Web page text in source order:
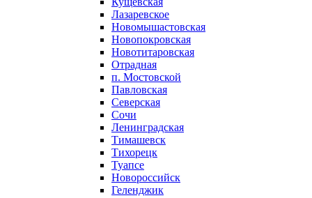
Лазаревское
Новомышастовская
Новопокровская
Новотитаровская
Отрадная
п. Мостовской
Павловская
Северская
Сочи
Ленинградская
Тимашевск
Тихорецк
Туапсе
Новороссийск
Геленджик